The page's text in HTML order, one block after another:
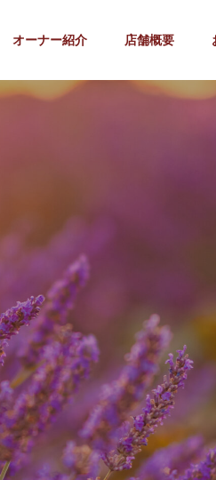
オーナー紹介 店舗概要